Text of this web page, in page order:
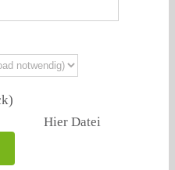
Hier Datei